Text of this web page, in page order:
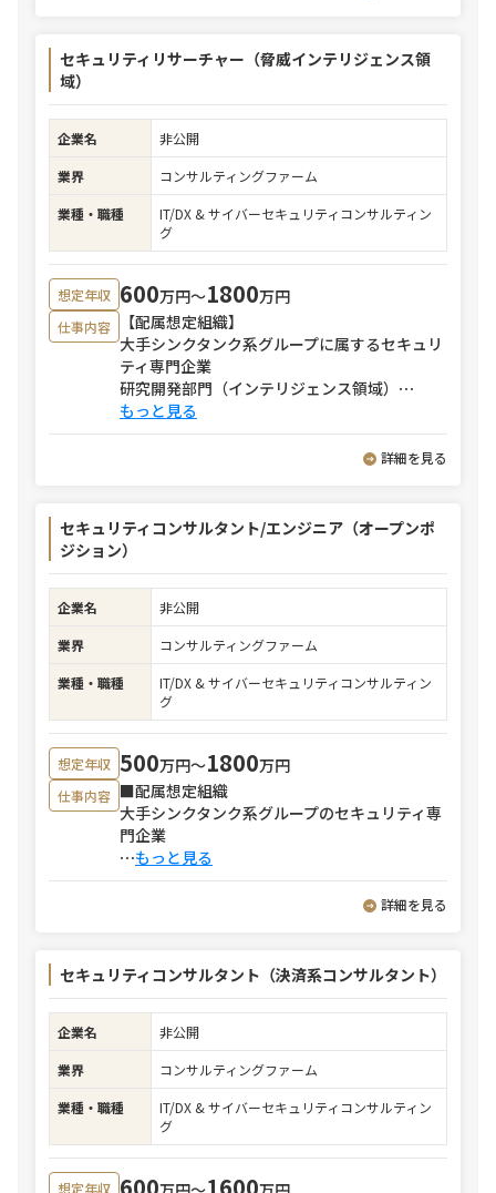
セキュリティリサーチャー（脅威インテリジェンス領
域）
企業名
非公開
業界
コンサルティングファーム
業種・職種
IT/DX & サイバーセキュリティコンサルティン
グ
想定年収 600万円〜1800万円
仕事内容
【配属想定組織】
大手シンクタンク系グループに属するセキュリ
ティ専門企業
研究開発部門（インテリジェンス領域） ⋯
もっと見る
詳細を見る
セキュリティコンサルタント/エンジニア（オープンポ
ジション）
企業名
非公開
業界
コンサルティングファーム
業種・職種
IT/DX & サイバーセキュリティコンサルティン
グ
想定年収 500万円〜1800万円
仕事内容 ■配属想定組織
大手シンクタンク系グループのセキュリティ専
門企業
⋯もっと見る
詳細を見る
セキュリティコンサルタント（決済系コンサルタント）
企業名
非公開
業界
コンサルティングファーム
業種・職種
IT/DX & サイバーセキュリティコンサルティン
グ
想定年収 600 1600